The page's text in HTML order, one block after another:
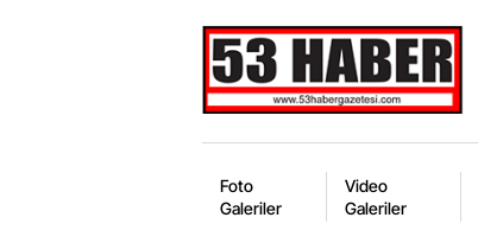
Foto
Galeriler
Video
Galeriler